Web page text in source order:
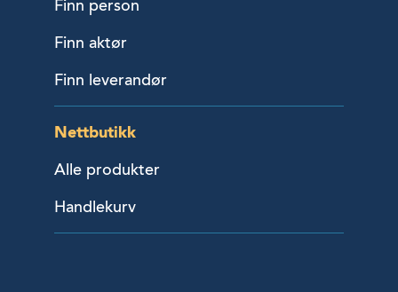
Finn person
Finn aktør
Finn leverandør
Nettbutikk
Alle produkter
Handlekurv